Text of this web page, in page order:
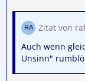
Zitat von
Auch wenn
Unsinn"